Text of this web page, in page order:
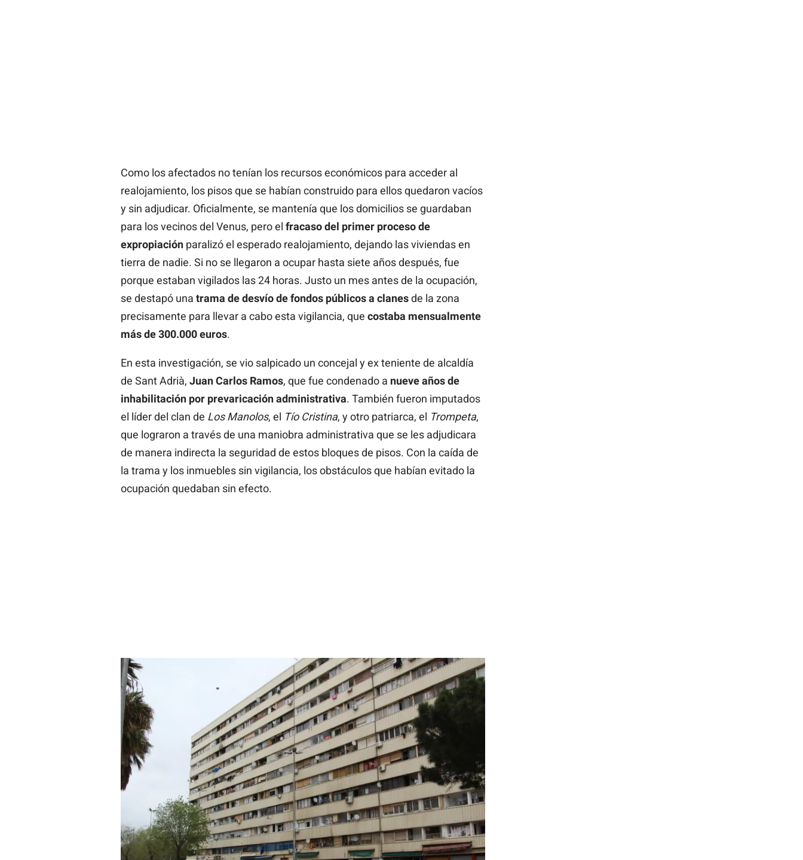
Como los afectados no tenían los recursos económicos para acceder al
realojamiento, los pisos que se habían construido para ellos quedaron vacíos
y sin adjudicar. Oficialmente, se mantenía que los domicilios se guardaban
para los vecinos del Venus, pero el fracaso del primer proceso de
expropiaciónparalizó el esperado realojamiento, dejando las viviendas en
tierra de nadie. Si no se llegaron a ocupar hasta siete años después, fue
porque estaban vigilados las 24 horas. Justo un mes antes de la ocupación,
se destapó una trama de desvío de fondos públicos a clanesde la zona
precisamente para llevar a cabo esta vigilancia, que costaba mensualmente
más de 300.000 euros.
En esta investigación, se vio salpicado un concejal y ex teniente de alcaldía
de Sant Adrià, Juan Carlos Ramos, que fue condenado a nueve años de
inhabilitación por prevaricación administrativa. También fueron imputados
el líder del clan de Los Manolos, el Tío Cristina, y otro patriarca, el Trompeta,
que lograron a través de una maniobra administrativa que se les adjudicara
de manera indirecta la seguridad de estos bloques de pisos. Con la caída de
la trama y los inmuebles sin vigilancia, los obstáculos que habían evitado la
ocupación quedaban sin efecto.